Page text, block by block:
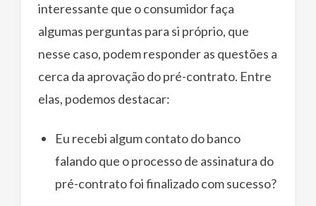
interessante que o consumidor faça
algumas perguntas para si próprio, que
nesse caso, podem responder as questões a
cerca da aprovação do pré-contrato. Entre
elas, podemos destacar:
Eu recebi algum contato do banco
falando que o processo de assinatura do
pré-contrato foi finalizado com sucesso?